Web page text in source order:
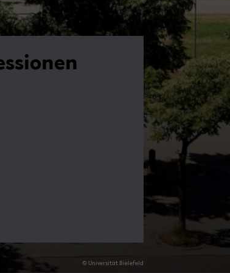
© Uni­ver­si­tät Bie­le­feld